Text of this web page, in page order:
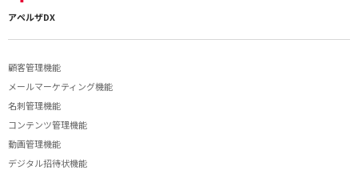
アペルザDX
顧客管理機能
メールマーケティング機能
名刺管理機能
コンテンツ管理機能
動画管理機能
デジタル招待状機能